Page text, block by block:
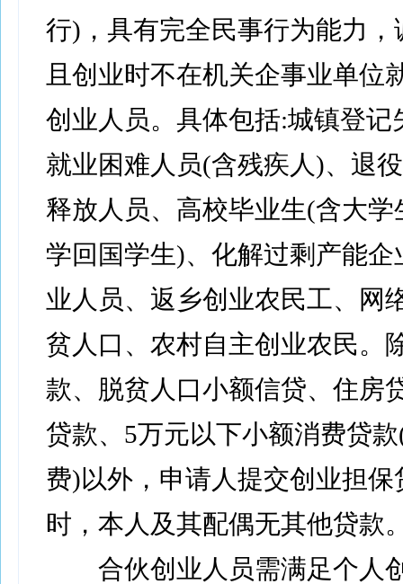
行)，具有完全民事行为能力，
且创业时不在机关企事业单位
创业人员。具体包括:城镇登记
就业困难人员(含残疾人)、退
释放人员、高校毕业生(含大学
学回国学生)、化解过剩产能企
业人员、返乡创业农民工、网
贫人口、农村自主创业农民。
款、脱贫人口小额信贷、住房
贷款、5万元以下小额消费贷
费)以外，申请人提交创业担保
时，本人及其配偶无其他贷款
合伙创业人员需满足个人